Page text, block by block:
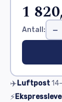
1
Antall: −
✈️Luftpost
⚡